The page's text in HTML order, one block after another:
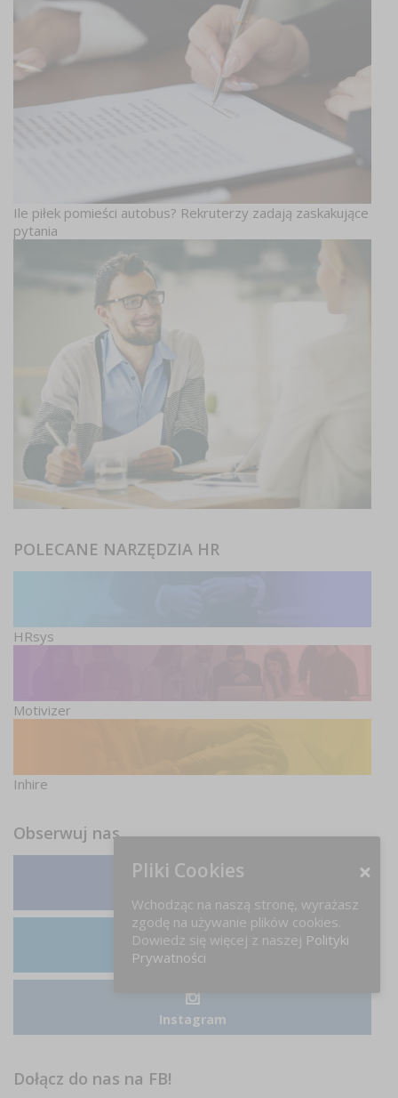
Ile piłek pomieści autobus? Rekruterzy zadają zaskakujące
pytania
POLECANE NARZĘDZIA HR
HRsys
Motivizer
Inhire
Obserwuj nas
LinkedIn
Instagram
Dołącz do nas na FB!
Pliki Cookies
Wchodząc na naszą stronę, wyrażasz
zgodę na używanie plików cookies.
Dowiedz się więcej z naszej Polityki
Prywatności